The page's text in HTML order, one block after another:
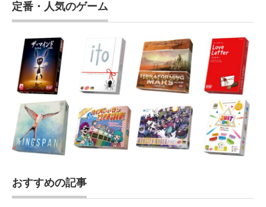
定番・人気のゲーム
おすすめの記事